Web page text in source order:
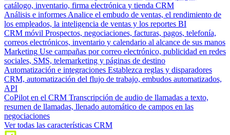
catálogo, inventario, firma electrónica y tienda CRM
Análisis e informes Analice el embudo de ventas, el rendimiento de
los empleados, la inteligencia de ventas y los reportes BI
CRM móvil Prospectos, negociaciones, facturas, pagos, telefonía,
correos electrónicos, inventario y calendario al alcance de sus manos
Marketing Use campañas por correo electrónico, publicidad en redes
sociales, SMS, telemarketing y páginas de destino
Automatización e integraciones Establezca reglas y disparadores
CRM, automatización del flujo de trabajo, embudos automatizados,
API
CoPilot en el CRM Transcripción de audio de llamadas a texto,
resumen de llamadas, llenado automático de campos en las
negociaciones
Ver todas las características CRM